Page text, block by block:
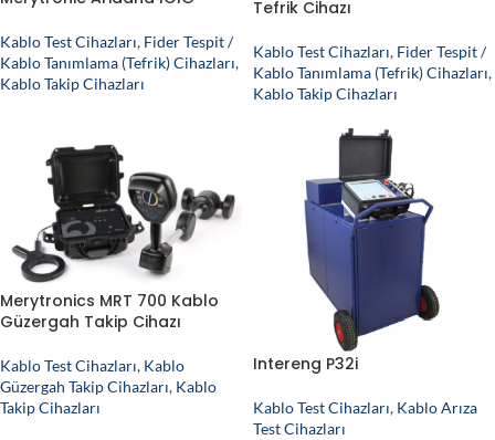
Kablo Test Cihazları, Fider Tespit /
Kablo Tanımlama (Tefrik) Cihazları,
Kablo Takip Cihazları
Tefrik Cihazı
Kablo Test Cihazları, Fider Tespit /
Kablo Tanımlama (Tefrik) Cihazları,
Kablo Takip Cihazları
Merytronics MRT 700 Kablo
Güzergah Takip Cihazı
Kablo Test Cihazları, Kablo
Güzergah Takip Cihazları, Kablo
Takip Cihazları
Intereng P32i
Kablo Test Cihazları, Kablo Arıza
Test Cihazları